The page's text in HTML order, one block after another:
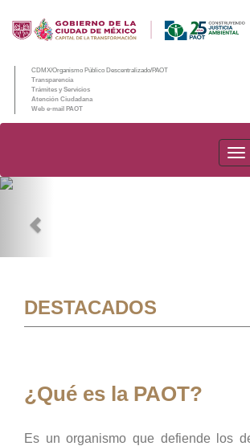
CDMX/Organismo Público Descentralizado/PAOT
Transparencia
Trámites y Servicios
Atención Ciudadana
Web e-mail PAOT
DESTACADOS
¿Qué es la PAOT?
Es un organismo que defiende los